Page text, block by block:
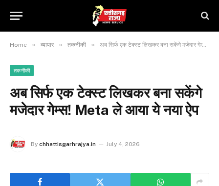
Home » व्यापार » तकनीकी » अब सिर्फ एक टेक्स्ट लिखकर बना सकेंगे मजेदार गेम्स! Meta ले आया ये नया ऐप
तकनीकी
अब सिर्फ एक टेक्स्ट लिखकर बना सकेंगे
मजेदार गेम्स! Meta ले आया ये नया ऐप
By chhattisgarhrajya.in July 4, 2026